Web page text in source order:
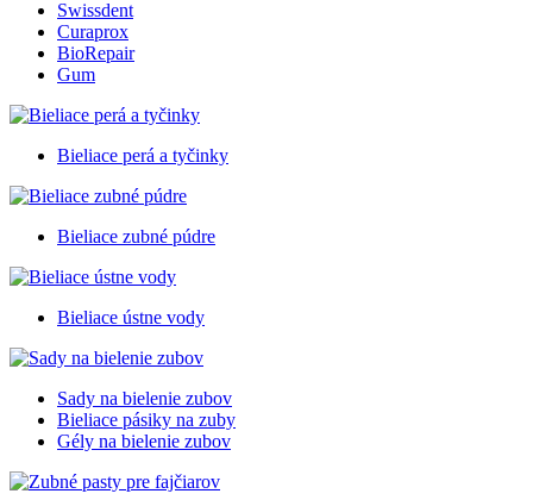
Swissdent
Curaprox
BioRepair
Gum
Bieliace perá a tyčinky
Bieliace zubné púdre
Bieliace ústne vody
Sady na bielenie zubov
Bieliace pásiky na zuby
Gély na bielenie zubov